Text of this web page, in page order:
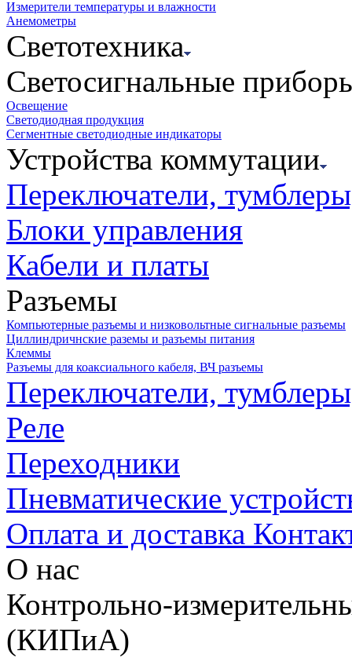
Измерители температуры и влажности
Анемометры
Светотехника
Светосигнальные
Освещение
Светодиодная продукция
Сегментные светодиодные индикаторы
Устройства коммутации
Переключатели,
Блоки управления
Кабели и платы
Разъемы
Компьютерные разъемы и низковольтные сигнальные разъемы
Циллиндричнские раземы и разъемы питания
Клеммы
Разъемы для коаксиального кабеля, ВЧ разъемы
Переключатели,
Реле
Переходники
Пневматические
Оплата и доставка
О нас
Контрольно-
(КИПиА)